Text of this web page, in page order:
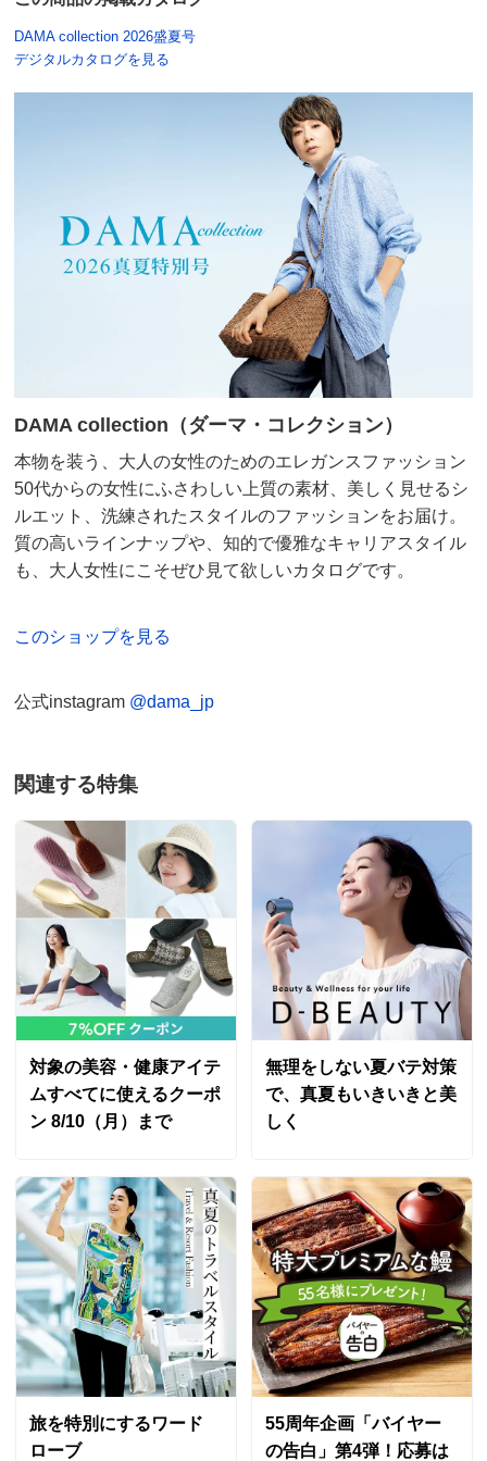
セージグリーンケイ Ｍ
東京都 50代女性
柄違いで3着目です。生地がサラッとしていて涼しくて
デザインも腰のドレープがお気に入りです。毎年楽しみ
ネイビーＸベージュケイ Ｍ
身長 : 156cm
購入したサイズで「ちょうどよかった」
他の人のレビューを参考にMを選びました。ちょうどい
いサイズ感でした。届いた商品を見た時「ちょっと地
味？」という印象でしたが、実際に着てみたらとても上
品でカタログで見たイメージ通りでした。着心地がいい
ので大事に長く着たいです。
2026/06/26
神奈川県 60代以上女性
いを購入しました。丈もお腹とお尻をカバーできるちょ
うどいい長さです。無地があると嬉しいです。同じ素材
での展開希望します。
2026/06/24
ネイビーＸベージュケイ Ｌ
愛知県 60代以上女性 身長 : 156cm
普段のサイズ : L 購入したサイズで「ちょうどよかった」
毎年のようにリピしてます。涼しく着心地も良くウエス
トのシャーリングが効いてます。家で洗濯も出来て扱い
嬉しいです。
2026/05/09
すべての口コミを見る
DAMA collection 2026盛夏号
デジタルカタログを見る
DAMA collection（ダーマ・コレクション）
本物を装う、大人の女性のためのエレガンスファッション
50代からの女性にふさわしい上質の素材、美しく見せるシ
ルエット、洗練されたスタイルのファッションをお届け。
質の高いラインナップや、知的で優雅なキャリアスタイル
も、大人女性にこそぜひ見て欲しいカタログです。
このショップを見る
公式instagram @dama_jp
関連する特集
対象の美容・健康アイテ
ムすべてに使えるクーポ
ン 8/10（月）まで
無理をしない夏バテ対策
で、真夏もいきいきと美
しく
旅を特別にするワード
ローブ
55周年企画「バイヤー
の告白」第4弾！応募は